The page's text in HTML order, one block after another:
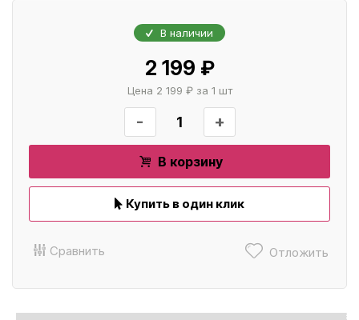
В наличии
2 199 ₽
Цена 2 199 ₽ за 1 шт
- +
В корзину
Купить в один клик
Сравнить Отложить